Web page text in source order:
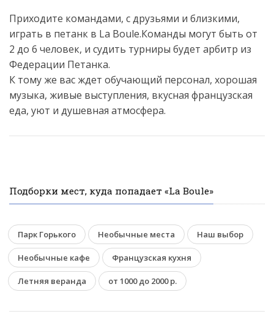
Приходите командами, с друзьями и близкими,
играть в петанк в La Boule.Команды могут быть от
2 до 6 человек, и судить турниры будет арбитр из
Федерации Петанка.
К тому же вас ждет обучающий персонал, хорошая
музыка, живые выступления, вкусная французская
еда, уют и душевная атмосфера.
Подборки мест, куда попадает «La Boule»
Парк Горького Необычные места Наш выбор
Необычные кафе Французская кухня
Летняя веранда от 1000 до 2000 р.